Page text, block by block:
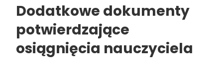
Dodatkowe dokumenty
potwierdzające
osiągnięcia nauczyciela